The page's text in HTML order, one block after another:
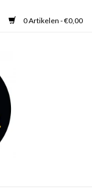
0 Artikelen - €0,00